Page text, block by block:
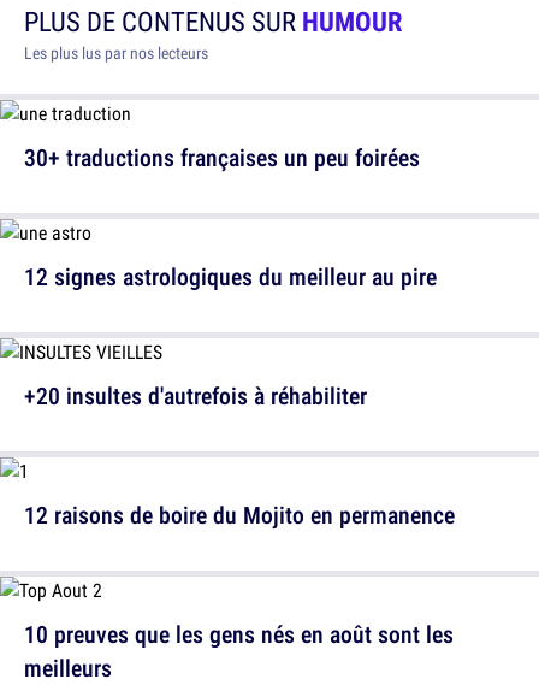
PLUS DE CONTENUS SURHUMOUR
Les plus lus par nos lecteurs
30+ traductions françaises un peu foirées
+20 insultes d'autrefois à réhabiliter
10 preuves que les gens nés en août sont les
meilleurs
12 signes astrologiques du meilleur au pire
12 raisons de boire du Mojito en permanence